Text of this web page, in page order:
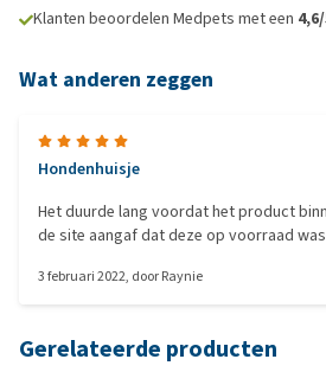
Klanten beoordelen Medpets met een
Wat anderen zeggen
Hondenhuisje
Het duurde lang voordat het product
de site aangaf dat deze op voorraad
zacht witte vacht. Hopelijk zijn ons
3 februari 2022, doorRaynie
Gerelateerde producten